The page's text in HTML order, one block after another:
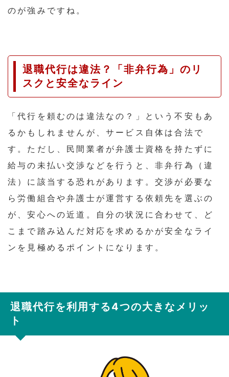
のが強みですね。
退職代行は違法？「非弁行為」のリ
スクと安全なライン
「代行を頼むのは違法なの？」という不安もあ
るかもしれませんが、サービス自体は合法で
す。ただし、民間業者が弁護士資格を持たずに
給与の未払い交渉などを行うと、非弁行為（違
法）に該当する恐れがあります。交渉が必要な
ら労働組合や弁護士が運営する依頼先を選ぶの
が、安心への近道。自分の状況に合わせて、ど
こまで踏み込んだ対応を求めるかが安全なライ
ンを見極めるポイントになります。
退職代行を利用する4つの大きなメリッ
ト